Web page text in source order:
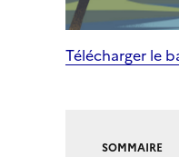
Télécharger le
SOMMAIRE